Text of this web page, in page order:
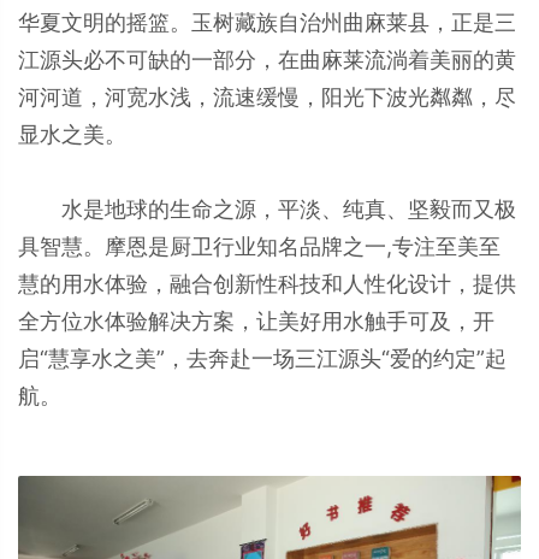
华夏文明的摇篮。玉树藏族自治州曲麻莱县，正是三
江源头必不可缺的一部分，在曲麻莱流淌着美丽的黄
河河道，河宽水浅，流速缓慢，阳光下波光粼粼，尽
显水之美。
水是地球的生命之源，平淡、纯真、坚毅而又极
具智慧。摩恩是厨卫行业知名品牌之一,专注至美至
慧的用水体验，融合创新性科技和人性化设计，提供
全方位水体验解决方案，让美好用水触手可及，开
启“慧享水之美”，去奔赴一场三江源头“爱的约定”起
航。